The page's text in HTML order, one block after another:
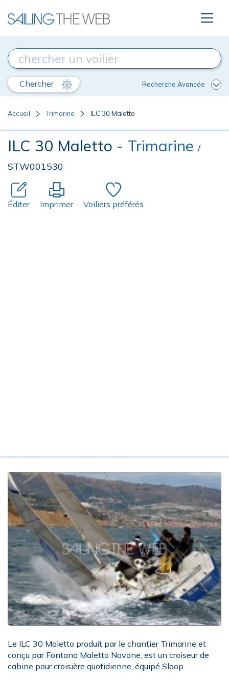
Chercher Recherche Avancée
Accueil Trimarine ILC 30 Maletto
ILC 30 Maletto - Trimarine /
STW001530
Éditer Imprimer Voiliers préférés
Le ILC 30 Maletto produit par le chantier Trimarine et
conçu par Fontana Maletto Navone, est un croiseur de
cabine pour croisière quotidienne, équipé Sloop